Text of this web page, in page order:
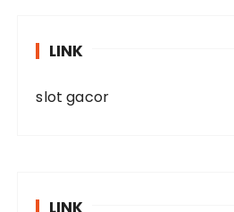
LINK
slot gacor
LINK